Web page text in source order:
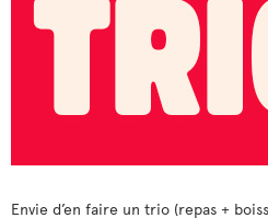
Envie d’en faire un trio (repas +